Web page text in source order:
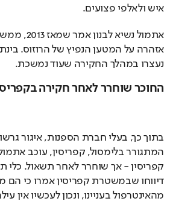
איש ולאלפי פצועים.
נעצרו במהלך החקירה שעוד נמשכת.
החוכר שוחרר לאחר חקירה בקפריסין